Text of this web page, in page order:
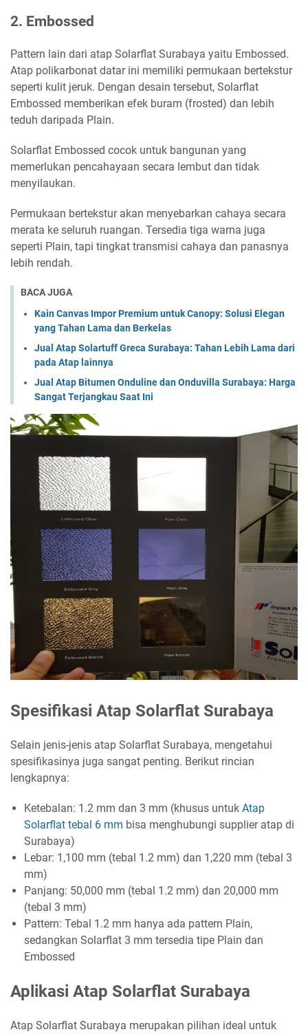
2. Embossed
Pattern lain dari atap Solarflat Surabaya yaitu Embossed.
Atap polikarbonat datar ini memiliki permukaan bertekstur
seperti kulit jeruk. Dengan desain tersebut, Solarflat
Embossed memberikan efek buram (frosted) dan lebih
teduh daripada Plain.
Solarflat Embossed cocok untuk bangunan yang
memerlukan pencahayaan secara lembut dan tidak
menyilaukan.
Permukaan bertekstur akan menyebarkan cahaya secara
merata ke seluruh ruangan. Tersedia tiga warna juga
seperti Plain, tapi tingkat transmisi cahaya dan panasnya
lebih rendah.
BACA JUGA
Kain Canvas Impor Premium untuk Canopy: Solusi Elegan
yang Tahan Lama dan Berkelas
Jual Atap Solartuff Greca Surabaya: Tahan Lebih Lama dari
pada Atap lainnya
Jual Atap Bitumen Onduline dan Onduvilla Surabaya: Harga
Sangat Terjangkau Saat Ini
Spesifikasi Atap Solarflat Surabaya
Selain jenis-jenis atap Solarflat Surabaya, mengetahui
spesifikasinya juga sangat penting. Berikut rincian
lengkapnya:
Ketebalan: 1.2 mm dan 3 mm (khusus untuk Atap
Solarflat tebal 6 mm bisa menghubungi supplier atap di
Surabaya)
Lebar: 1,100 mm (tebal 1.2 mm) dan 1,220 mm (tebal 3
mm)
Panjang: 50,000 mm (tebal 1.2 mm) dan 20,000 mm
(tebal 3 mm)
Pattern: Tebal 1.2 mm hanya ada pattern Plain,
sedangkan Solarflat 3 mm tersedia tipe Plain dan
Embossed
Aplikasi Atap Solarflat Surabaya
Atap Solarflat Surabaya merupakan pilihan ideal untuk